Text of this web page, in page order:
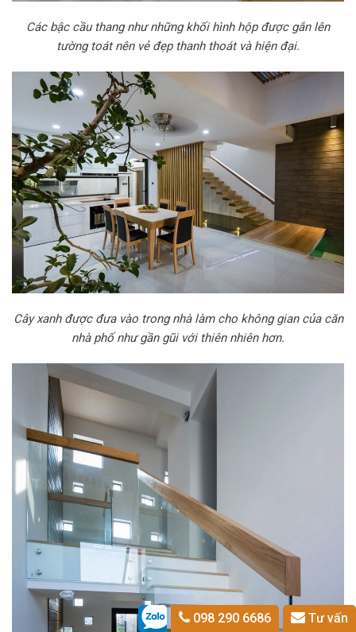
Các bậc cầu thang như những khối hình hộp được gắn lên
tường toát nên vẻ đẹp thanh thoát và hiện đại.
Cây xanh được đưa vào trong nhà làm cho không gian của căn
nhà phố như gần gũi với thiên nhiên hơn.
098 290 6686 Tư vấn